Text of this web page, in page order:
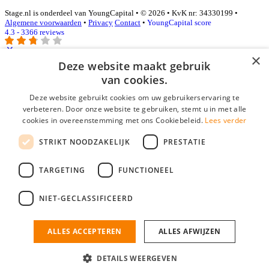
Stage.nl is onderdeel van YoungCapital • © 2026 • KvK nr: 34330199 •
Algemene voorwaarden • Privacy Contact • YoungCapital score
4.3 - 3366 reviews
Inloggen als bedrijf
E-mail*
Wachtwoord
login gegevens onthouden
login
Bedrijf aanmelden
nieuwe collega/werknemer zo gevonden!
×
Deze website maakt gebruik
van cookies.
Deze website gebruikt cookies om uw gebruikerservaring te
verbeteren. Door onze website te gebruiken, stemt u in met alle
cookies in overeenstemming met ons Cookiebeleid. Lees verder
STRIKT NOODZAKELIJK PRESTATIE
TARGETING FUNCTIONEEL
NIET-GECLASSIFICEERD
ALLES ACCEPTEREN ALLES AFWIJZEN
DETAILS WEERGEVEN